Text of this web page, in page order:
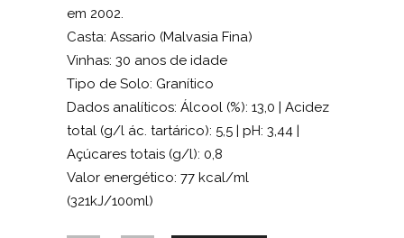
em 2002.
Casta: Assario (Malvasia Fina)
Vinhas: 30 anos de idade
Tipo de Solo: Granítico
Dados analíticos: Álcool (%): 13,0 | Acidez
total (g/l ác. tartárico): 5,5 | pH: 3,44 |
Açúcares totais (g/l): 0,8
Valor energético: 77 kcal/ml
(321kJ/100ml)